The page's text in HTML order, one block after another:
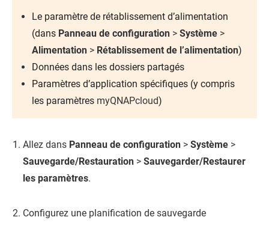
Le paramètre de rétablissement d’alimentation
(dans Panneau de configuration > Système >
Alimentation > Rétablissement de l’alimentation)
Données dans les dossiers partagés
Paramètres d’application spécifiques (y compris
les paramètres myQNAPcloud)
Allez dans Panneau de configuration > Système >
Sauvegarde/Restauration > Sauvegarder/Restaurer
les paramètres.
Configurez une planification de sauvegarde